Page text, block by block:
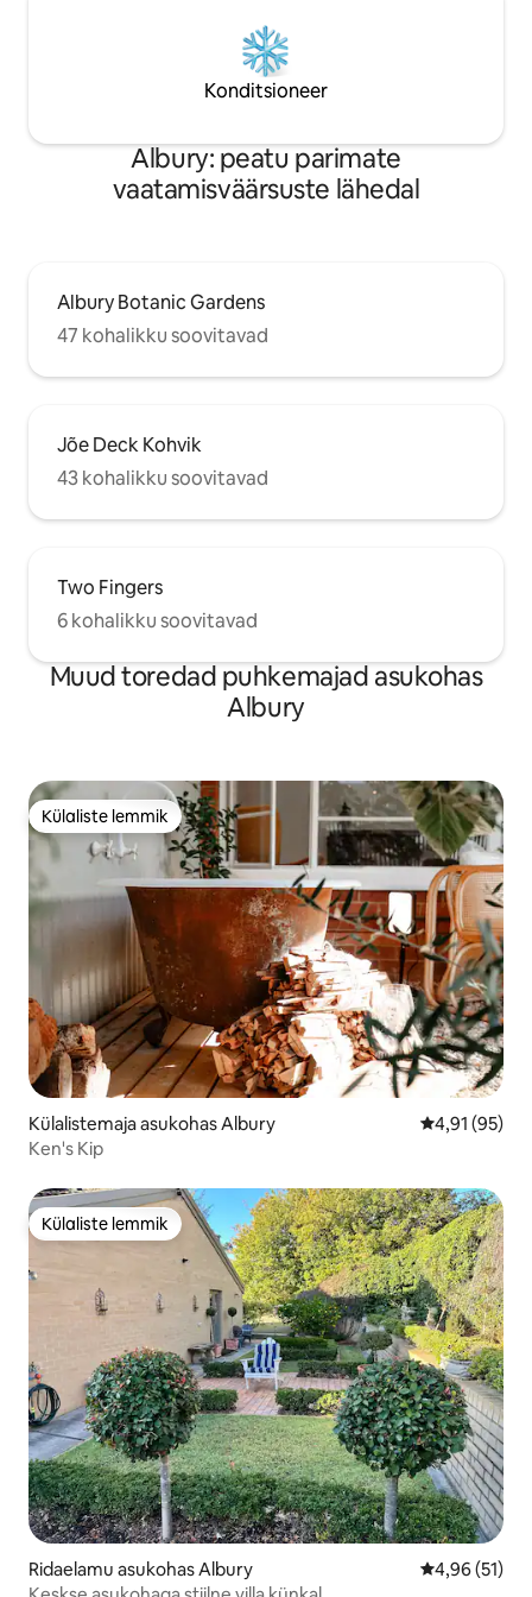
Konditsioneer
Albury: peatu parimate
vaatamisväärsuste lähedal
Albury Botanic Gardens
47 kohalikku soovitavad
Jõe Deck Kohvik
43 kohalikku soovitavad
Two Fingers
6 kohalikku soovitavad
Muud toredad puhkemajad asukohas
Albury
Külaliste lemmik
Külaliste lemmik
Külalistemaja asukohas Albury Keskmine
4,91 (95)
Ken's Kip
Külaliste lemmik
Külaliste lemmik
Ridaelamu asukohas Albury Keskmine
4,96 (51)